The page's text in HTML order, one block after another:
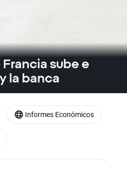
sube e
la banca
Informes Económicos